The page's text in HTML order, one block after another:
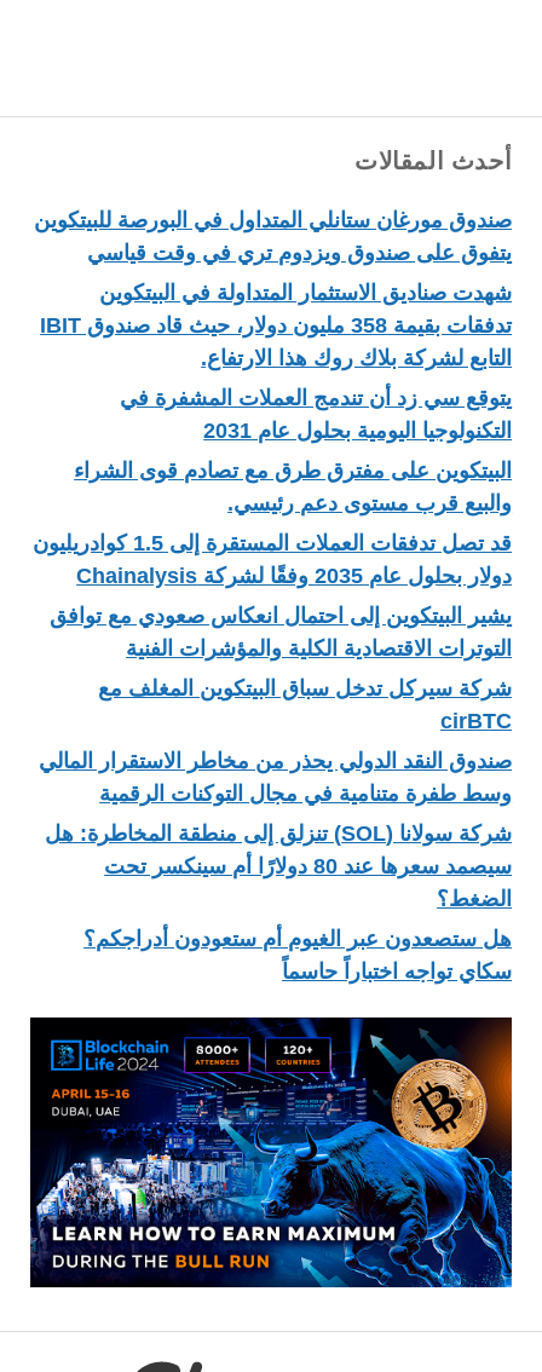
أحدث المقالات
صندوق مورغان ستانلي المتداول في البورصة للبيتكوين
يتفوق على صندوق ويزدوم تري في وقت قياسي
شهدت صناديق الاستثمار المتداولة في البيتكوين
تدفقات بقيمة 358 مليون دولار، حيث قاد صندوق IBIT
التابع لشركة بلاك روك هذا الارتفاع.
يتوقع سي زد أن تندمج العملات المشفرة في
التكنولوجيا اليومية بحلول عام 2031
البيتكوين على مفترق طرق مع تصادم قوى الشراء
والبيع قرب مستوى دعم رئيسي.
قد تصل تدفقات العملات المستقرة إلى 1.5 كوادريليون
دولار بحلول عام 2035 وفقًا لشركة Chainalysis
يشير البيتكوين إلى احتمال انعكاس صعودي مع توافق
التوترات الاقتصادية الكلية والمؤشرات الفنية
شركة سيركل تدخل سباق البيتكوين المغلف مع
cirBTC
صندوق النقد الدولي يحذر من مخاطر الاستقرار المالي
وسط طفرة متنامية في مجال التوكنات الرقمية
شركة سولانا (SOL) تنزلق إلى منطقة المخاطرة: هل
سيصمد سعرها عند 80 دولارًا أم سينكسر تحت
الضغط؟
هل ستصعدون عبر الغيوم أم ستعودون أدراجكم؟
سكاي تواجه اختباراً حاسماً